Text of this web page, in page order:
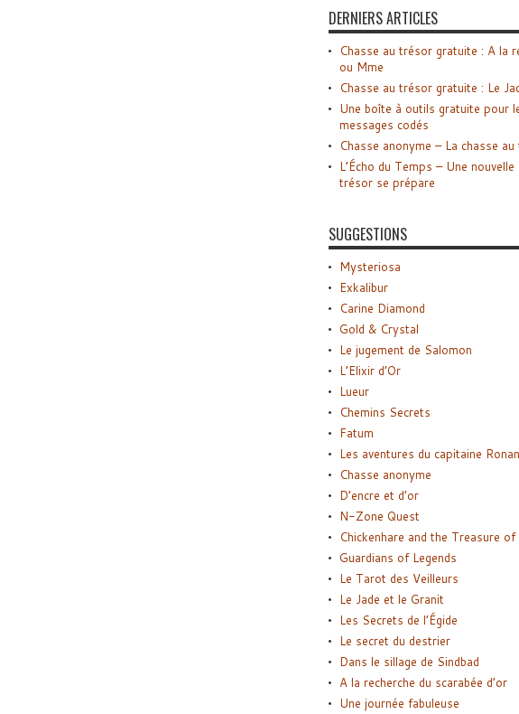
DERNIERS ARTICLES
Chasse au trésor gratuite : A la
ou Mme
Chasse au trésor gratuite : Le
Une boîte à outils gratuite pour
messages codés
Chasse anonyme – La chasse
L’Écho du Temps – Une nouvelle
trésor se prépare
SUGGESTIONS
Mysteriosa
Exkalibur
Carine Diamond
Gold & Crystal
Le jugement de Salomon
L’Elixir d’Or
Lueur
Chemins Secrets
Fatum
Les aventures du capitaine Ronan
Chasse anonyme
D’encre et d’or
N-Zone Quest
Chickenhare and the Treasure
Guardians of Legends
Le Tarot des Veilleurs
Le Jade et le Granit
Les Secrets de l’Égide
Le secret du destrier
Dans le sillage de Sindbad
A la recherche du scarabée d’or
Une journée fabuleuse